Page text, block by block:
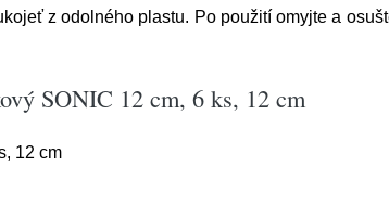
z odolného plastu. Po použití omyjte a
SONIC 12 cm, 6 ks, 12 cm
12 cm